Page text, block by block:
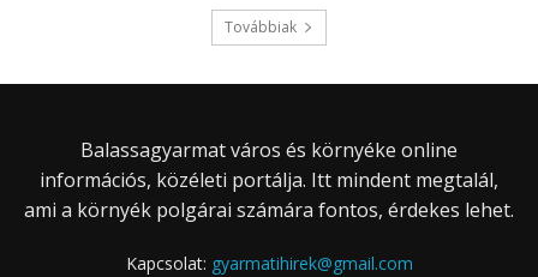
Továbbiak
Balassagyarmat város és környéke online
információs, közéleti portálja. Itt mindent megtalál,
ami a környék polgárai számára fontos, érdekes lehet.
Kapcsolat: gyarmatihirek@gmail.com